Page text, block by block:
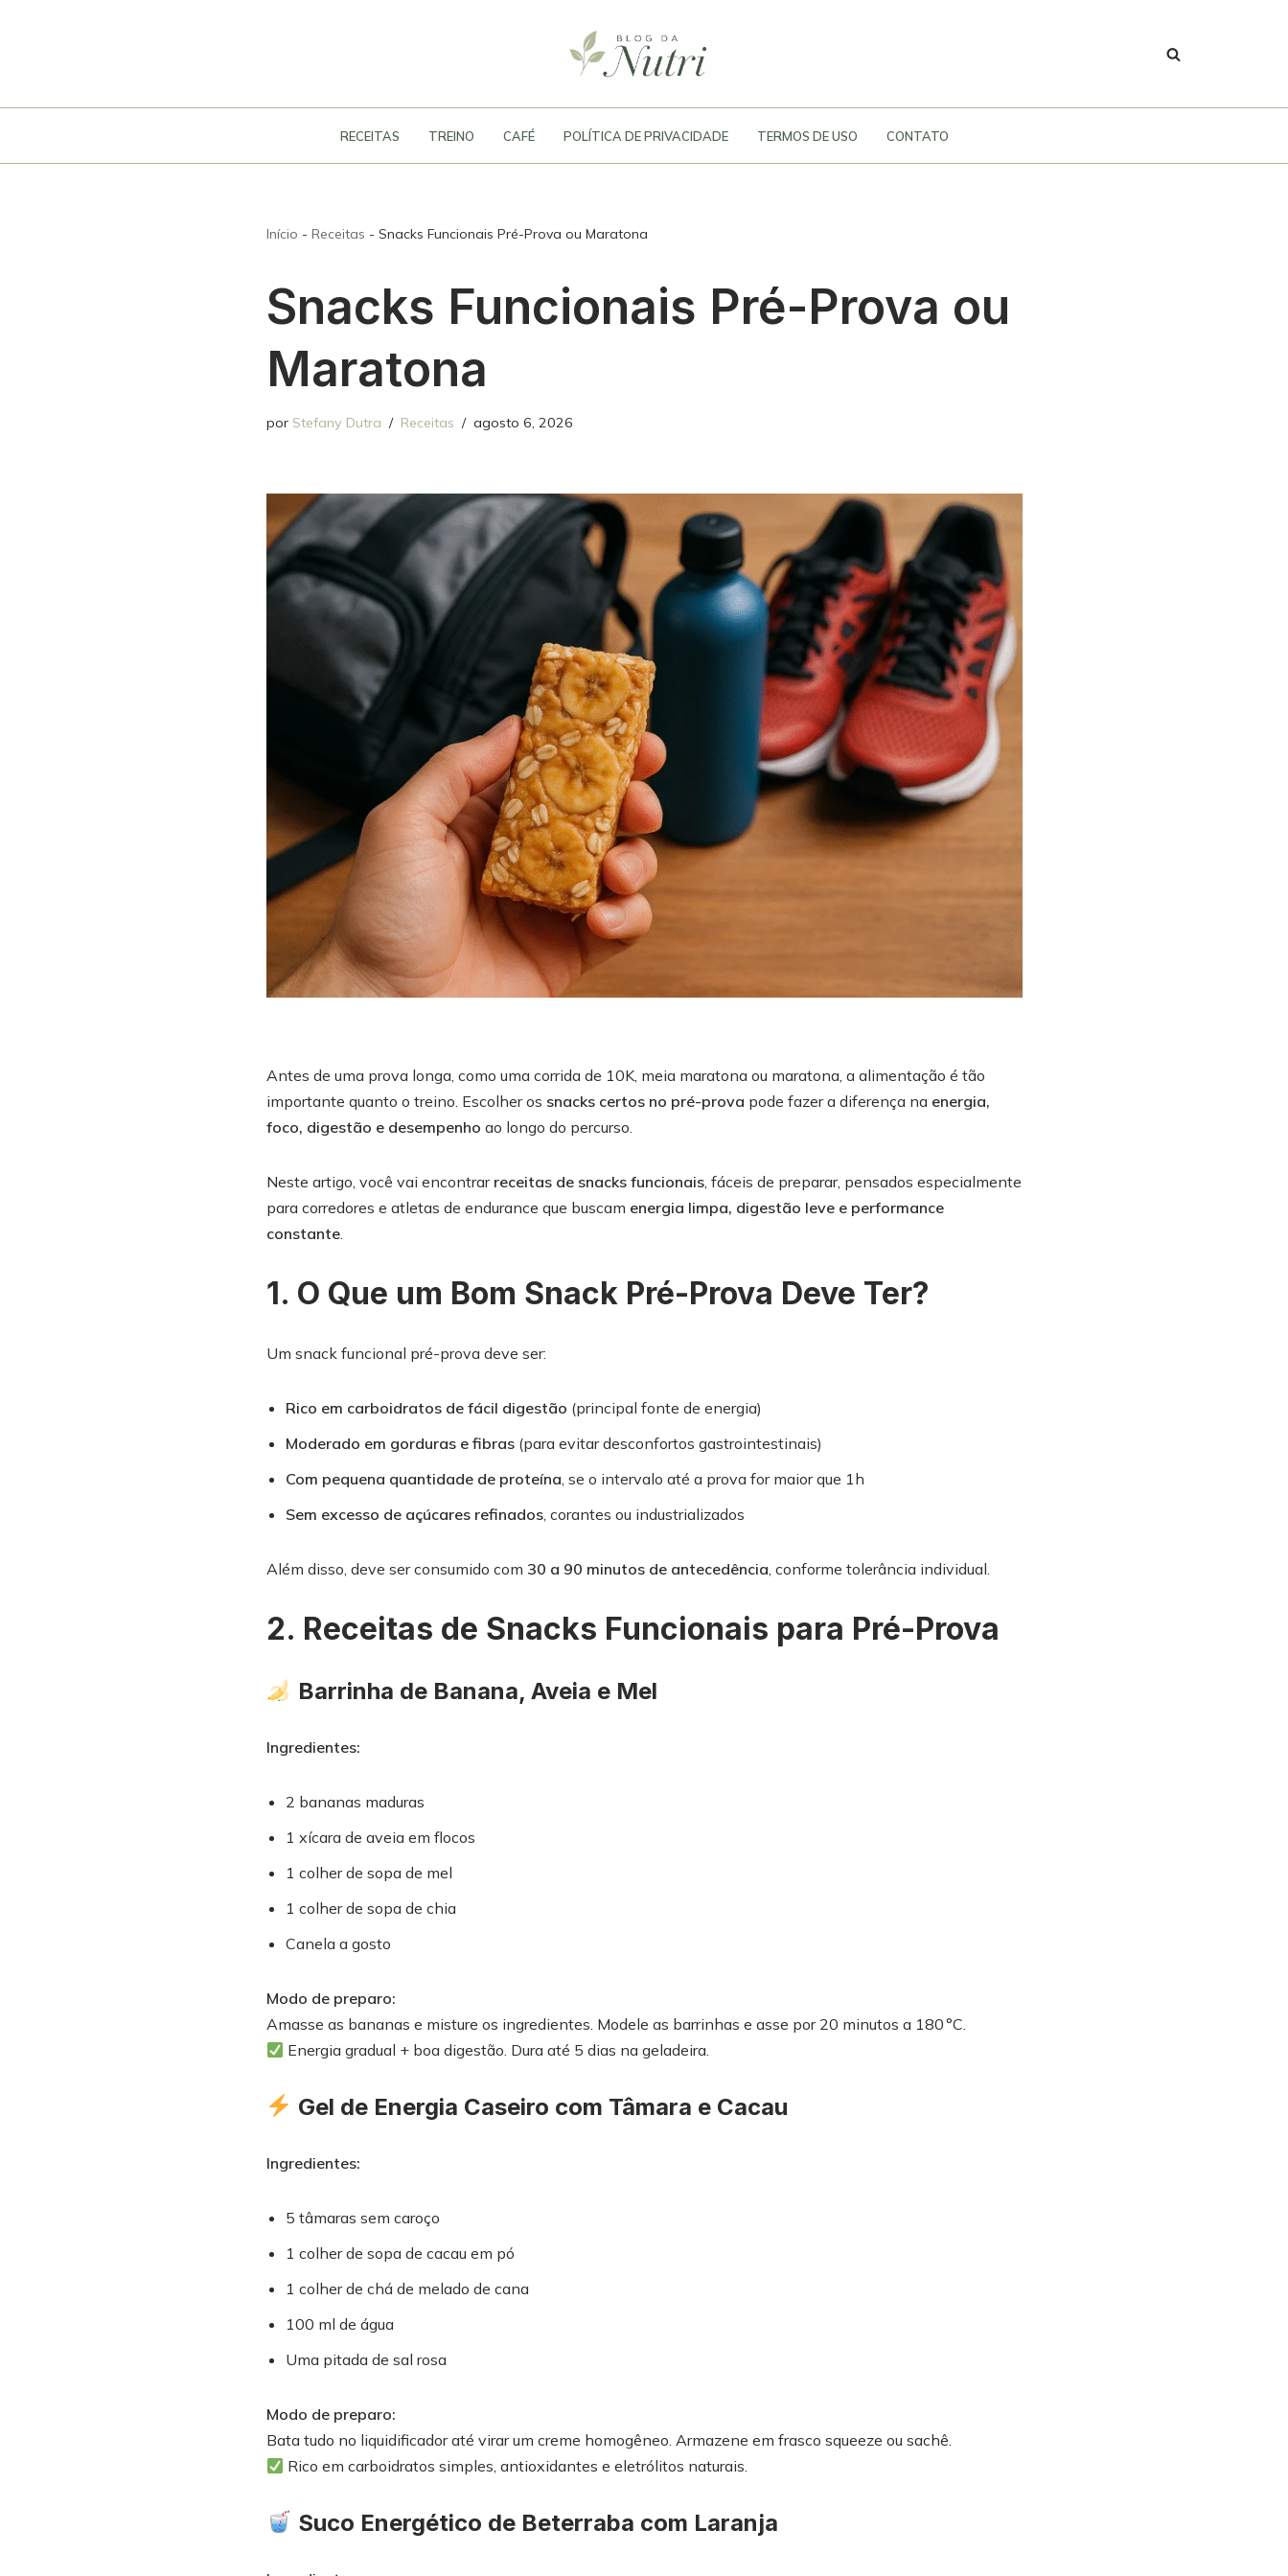
o
RECEITAS TREINO CAFÉ POLÍTICA DE PRIVACIDADE TERMOS DE USO CONTATO
Início - Receitas - Snacks Funcionais Pré-Prova ou Maratona
Snacks Funcionais Pré-Prova ou
Maratona
por Stefany Dutra Receitas agosto 6, 2026
Antes de uma prova longa, como uma corrida de 10K, meia maratona ou maratona, a alimentação é tão
importante quanto o treino. Escolher os snacks certos no pré-prova pode fazer a diferença na energia,
foco, digestão e desempenho ao longo do percurso.
Neste artigo, você vai encontrar receitas de snacks funcionais, fáceis de preparar, pensados especialmente
para corredores e atletas de endurance que buscam energia limpa, digestão leve e performance
constante.
1. O Que um Bom Snack Pré-Prova Deve Ter?
Um snack funcional pré-prova deve ser:
Rico em carboidratos de fácil digestão (principal fonte de energia)
Moderado em gorduras e fibras(para evitar desconfortos gastrointestinais)
Com pequena quantidade de proteína, se o intervalo até a prova for maior que 1h
Sem excesso de açúcares refinados, corantes ou industrializados
Além disso, deve ser consumido com 30 a 90 minutos de antecedência, conforme tolerância individual.
2. Receitas de Snacks Funcionais para Pré-Prova
Barrinha de Banana, Aveia e Mel
Ingredientes:
2 bananas maduras
1 xícara de aveia em flocos
1 colher de sopa de mel
1 colher de sopa de chia
Canela a gosto
Modo de preparo:
Amasse as bananas e misture os ingredientes. Modele as barrinhas e asse por 20 minutos a 180 °C.
Energia gradual + boa digestão. Dura até 5 dias na geladeira.
Gel de Energia Caseiro com Tâmara e Cacau
Ingredientes:
5 tâmaras sem caroço
1 colher de sopa de cacau em pó
1 colher de chá de melado de cana
100 ml de água
Uma pitada de sal rosa
Modo de preparo:
Bata tudo no liquidificador até virar um creme homogêneo. Armazene em frasco squeeze ou sachê.
Rico em carboidratos simples, antioxidantes e eletrólitos naturais.
Suco Energético de Beterraba com Laranja